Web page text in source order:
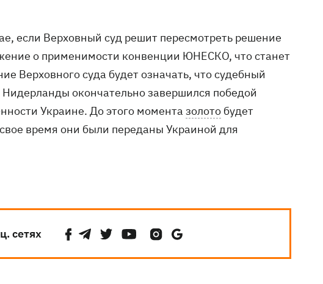
если Верховный суд решит пересмотреть решение
о применимости конвенции ЮНЕСКО, что станет
Верховного суда будет означать, что судебный
Нидерланды окончательно завершился победой
Украине. До этого момента золото будет
время они были переданы Украиной для
сетях